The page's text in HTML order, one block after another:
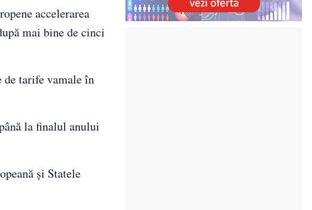
accelerarea
mai bine de cinci
de tarife vamale în
la finalul anului
și Statele